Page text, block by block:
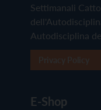
Settimanali
Autodisciplina
E-Shop